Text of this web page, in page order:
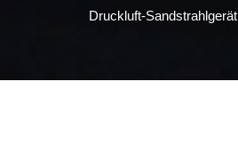
Druckluft-Sandstrahlgerät